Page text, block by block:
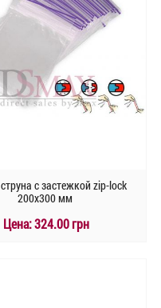
с застежкой zip-lock
200х300 мм
Цена:324.00 грн